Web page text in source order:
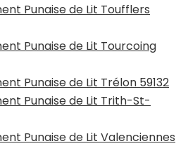
Punaise de Lit Toufflers
Punaise de Lit Tourcoing
Punaise de Lit Trélon 59132
Punaise de Lit Trith-St-
Punaise de Lit Valenciennes